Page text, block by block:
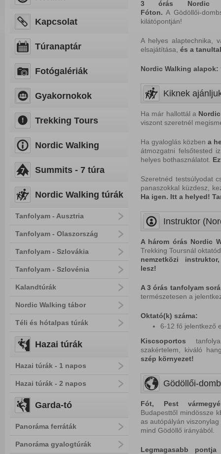
Kapcsolat
Túranaptár
Fotógalériák
Gyakornokok
Trekking Tours
Nordic Walking
Summits - 7 túra
Nordic Walking túrák
Tanfolyam - Ausztria
Tanfolyam - Olaszország
Tanfolyam - Szlovákia
Tanfolyam - Szlovénia
Kalandtúrák
Nordic Walking tábor
Téli és hótalpas túrák
Hazai túrák
Hazai túrák - 1 napos
Hazai túrák - 2 napos
Garda-tó
Panoráma ferráták
Panoráma gyalogtúrák
3 órás Nordic
Fóton. A Gödöllői-
kilátópontján!
A helyes alaptechnika,
elsajátítása, és a
Nordic Walking alapok:
Kiknek
Ha már hallottál a
viszont szeretnél
Ha gyaloglás közben a
átmozgatni felsőtested
helyes bothasználatot.
Szeretnéd testsúlyodat
panaszokkal küzdesz,
Ha igen. Itt a helyed!
Instruktor
A három órás Nordic
Trekking Toursnál
nemzetközi
lesz!
A 3 órás tanfolyam
természetesen a
Oktató(k) száma:
6-12 fő jelentkező
Kiscsoportos
szakértelem, kiváló
szép környezet!
Gödöllői-
Fót, Pest
Budapesttől mindössze
as autópályán viszonylag
mind Gödöllő irányából.
Legmagasabb